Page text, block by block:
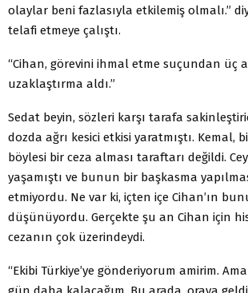
olaylar beni fazlasıyla etkilemiş olmalı.”
telafi etmeye çalıştı.
“Cihan, görevini ihmal etme suçundan üç
uzaklaştırma aldı.”
Sedat beyin, sözleri karşı tarafa
dozda ağrı kesici etkisi yaratmıştı. Kemal,
böylesi bir ceza alması taraftarı değildi.
yaşamıştı ve bunun bir başkasma
etmiyordu. Ne var ki, içten içe Cihan’ın
düşünüyordu. Gerçekte şu an Cihan için
cezanın çok üzerindeydi.
“Ekibi Türkiye’ye gönderiyorum amirim.